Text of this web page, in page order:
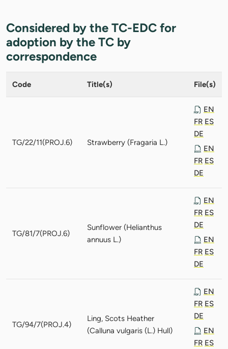
Considered by the TC-EDC for
adoption by the TC by
correspondence
Code Title(s) File(s)
TG/22/11(PROJ.6) Strawberry (Fragaria L.)
EN
FR ES
DE
EN
FR ES
DE
TG/81/7(PROJ.6)
Sunflower (Helianthus
annuus L.)
EN
FR ES
DE
EN
FR ES
DE
TG/94/7(PROJ.4)
Ling, Scots Heather
(Calluna vulgaris (L.) Hull)
EN
FR ES
DE
EN
FR ES